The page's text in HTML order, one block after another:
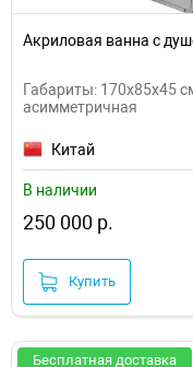
Акриловая ванна с
Габариты: 170x85x45
асимметричная
Китай
В наличии
250 000 р.
Купить
Бесплатная доставка